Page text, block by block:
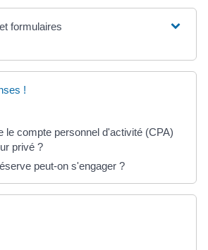
formulaires
!
le compte personnel d'activité (CPA)
privé ?
peut-on s'engager ?